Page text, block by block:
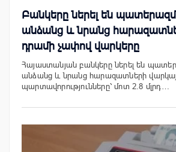
Բանկերը ներել են
անձանց և նրանց
դրամի չափով վարկերը
Հայաստանյան բանկերը ներել են
անձանց և նրանց հարազատների
պարտավորությունները՝ մոտ 2.8 մլրդ…